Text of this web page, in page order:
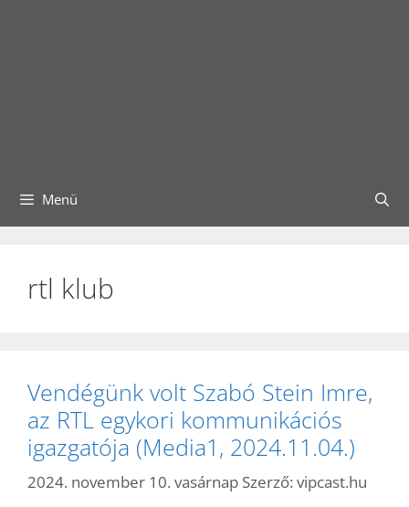
Menü
rtl klub
Vendégünk volt Szabó Stein Imre,
az RTL egykori kommunikációs
igazgatója (Media1, 2024.11.04.)
2024. november 10. vasárnap Szerző: vipcast.hu